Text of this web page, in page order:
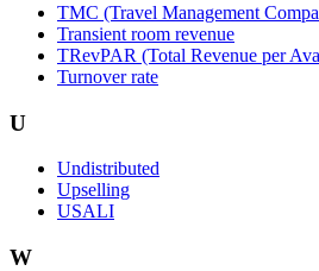
TMC (Travel Management
Transient room revenue
TRevPAR (Total Revenue per
Turnover rate
U
Undistributed
Upselling
USALI
W